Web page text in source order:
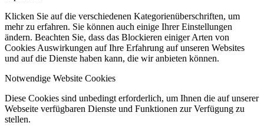
Klicken Sie auf die verschiedenen Kategorienüberschriften, um
mehr zu erfahren. Sie können auch einige Ihrer Einstellungen
ändern. Beachten Sie, dass das Blockieren einiger Arten von
Cookies Auswirkungen auf Ihre Erfahrung auf unseren Websites
und auf die Dienste haben kann, die wir anbieten können.
Notwendige Website Cookies
Diese Cookies sind unbedingt erforderlich, um Ihnen die auf unserer
Webseite verfügbaren Dienste und Funktionen zur Verfügung zu
stellen.